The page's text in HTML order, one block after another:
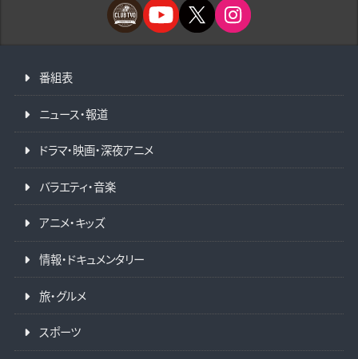
番組表
ニュース・報道
ドラマ・映画・深夜アニメ
バラエティ・音楽
アニメ・キッズ
情報・ドキュメンタリー
旅・グルメ
スポーツ